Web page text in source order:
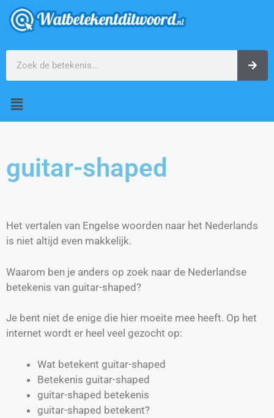
guitar-shaped
Het vertalen van Engelse woorden naar het Nederlands
is niet altijd even makkelijk.
Waarom ben je anders op zoek naar de Nederlandse
betekenis van guitar-shaped?
Je bent niet de enige die hier moeite mee heeft. Op het
internet wordt er heel veel gezocht op:
Wat betekent guitar-shaped
Betekenis guitar-shaped
guitar-shaped betekenis
guitar-shaped betekent?